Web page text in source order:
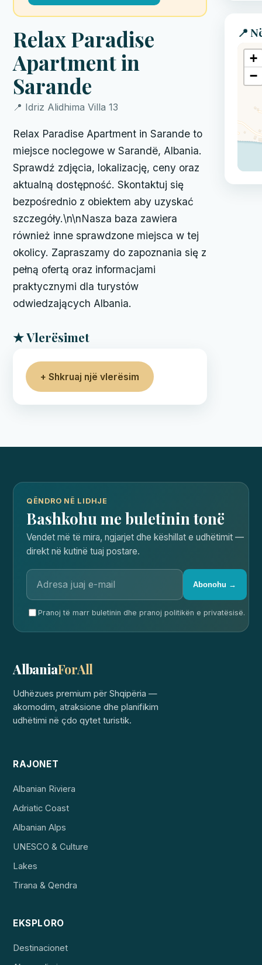
Relax Paradise
Apartment in
Sarande
📍 Idriz Alidhima Villa 13
Relax Paradise Apartment in Sarande to
miejsce noclegowe w Sarandë, Albania.
Sprawdź zdjęcia, lokalizację, ceny oraz
aktualną dostępność. Skontaktuj się
bezpośrednio z obiektem aby uzyskać
szczegóły.\n\nNasza baza zawiera
również inne sprawdzone miejsca w tej
okolicy. Zapraszamy do zapoznania się z
pełną ofertą oraz informacjami
praktycznymi dla turystów
odwiedzających Albania.
★ Vlerësimet
+ Shkruaj një vlerësim
📍
+
−
QËNDRO NË LIDHJE
Bashkohu me buletinin tonë
Vendet më të mira, ngjarjet dhe këshillat e udhëtimit —
direkt në kutinë tuaj postare.
Abonohu →
Pranoj të marr buletinin dhe pranoj politikën e privatësisë.
AlbaniaForAll
Udhëzues premium për Shqipëria —
akomodim, atraksione dhe planifikim
udhëtimi në çdo qytet turistik.
RAJONET
Albanian Riviera
Adriatic Coast
Albanian Alps
UNESCO & Culture
Lakes
Tirana & Qendra
EKSPLORO
Destinacionet